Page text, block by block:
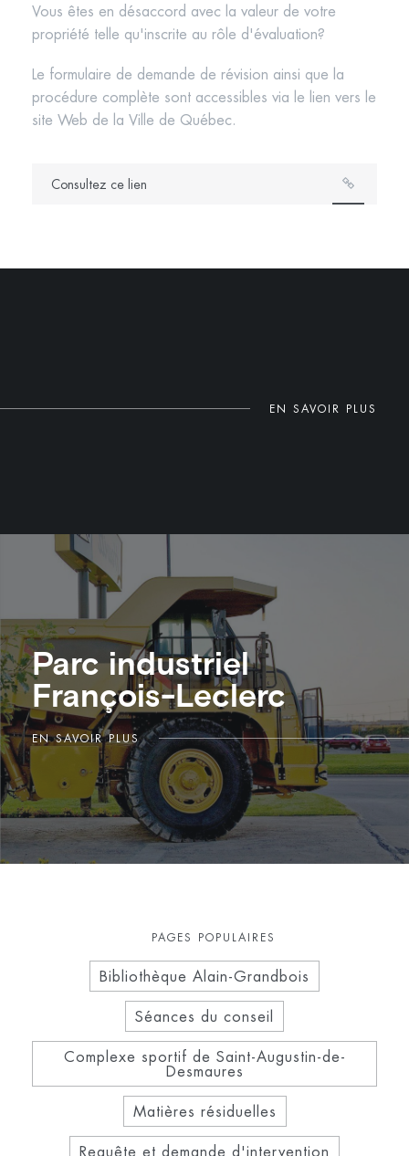
Vous êtes en désaccord avec la valeur de votre
propriété telle qu'inscrite au rôle d'évaluation?
Le formulaire de demande de révision ainsi que la
procédure complète sont accessibles via le lien vers le
site Web de la Ville de Québec.
Consultez ce lien
EN SAVOIR PLUS
Parc industriel
François-Leclerc
EN SAVOIR PLUS
PAGES POPULAIRES
Bibliothèque Alain-Grandbois
Séances du conseil
Complexe sportif de Saint-Augustin-de-
Desmaures
Matières résiduelles
Requête et demande d'intervention